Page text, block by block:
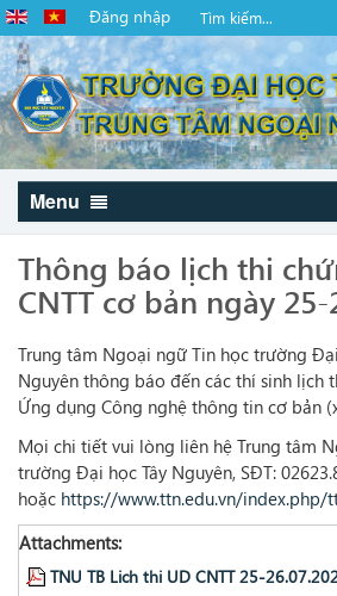
Đăng nhập
Menu
Thông báo lịch thi
CNTT cơ bản ngày
Trung tâm Ngoại ngữ Tin học trường
Nguyên thông báo đến các thí sinh lịch
Ứng dụng Công nghệ thông tin cơ bản
Mọi chi tiết vui lòng liên hệ Trung tâm
trường Đại học Tây Nguyên, SĐT:
hoặc https://www.ttn.edu.vn/index.php/
Attachments:
TNU TB Lich thi UD CNTT 25-